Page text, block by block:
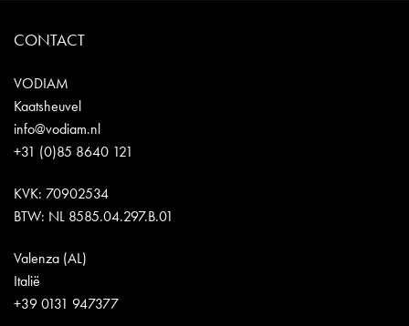
CONTACT
VODIAM
Kaatsheuvel
info@vodiam.nl
+31 (0)85 8640 121
KVK: 70902534
BTW: NL 8585.04.297.B.01
Valenza (AL)
Italië
+39 0131 947377